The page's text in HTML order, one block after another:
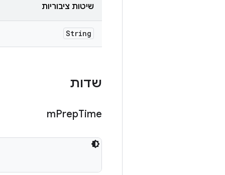
שיטות ציבוריות
String
שדות
mPrepTime